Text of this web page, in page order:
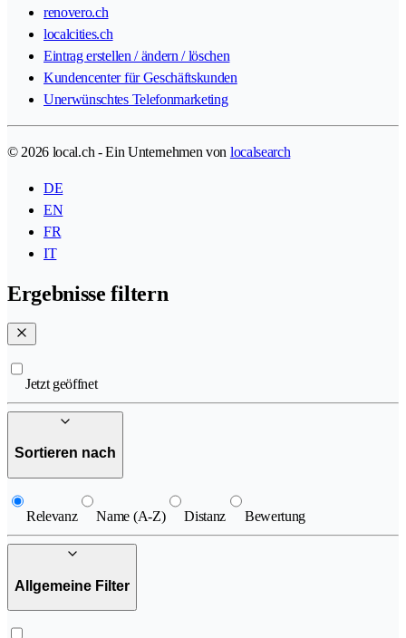
renovero.ch
localcities.ch
Eintrag erstellen / ändern / löschen
Kundencenter für Geschäftskunden
Unerwünschtes Telefonmarketing
© 2026 local.ch - Ein Unternehmen von localsearch
DE
EN
FR
IT
Ergebnisse filtern
Jetzt geöffnet
Sortieren nach
Relevanz Name (A-Z) Distanz Bewertung
Allgemeine Filter